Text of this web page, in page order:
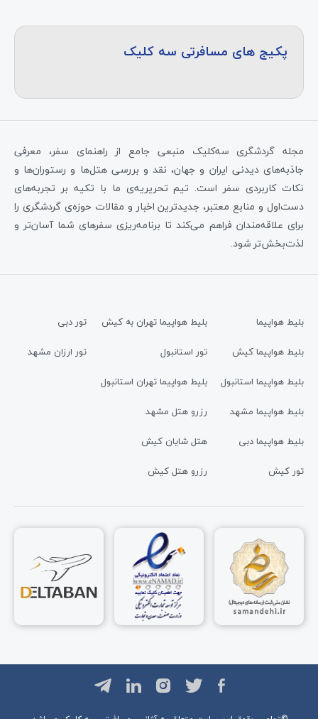
پکیج های مسافرتی سه کلیک
مجله گردشگری سه‌کلیک منبعی جامع از راهنمای سفر، معرفی
جاذبه‌های دیدنی ایران و جهان، نقد و بررسی هتل‌ها و رستوران‌ها و
نکات کاربردی سفر است. تیم تحریریه‌ی ما با تکیه بر تجربه‌های
دست‌اول و منابع معتبر، جدیدترین اخبار و مقالات حوزه‌ی گردشگری را
برای علاقه‌مندان فراهم می‌کند تا برنامه‌ریزی سفرهای شما آسان‌تر و
لذت‌بخش‌تر شود.
بلیط هواپیما
بلیط هواپیما کیش
بلیط هواپیما استانبول
بلیط هواپیما مشهد
بلیط هواپیما دبی
تور کیش
بلیط هواپیما تهران به کیش
تور استانبول
بلیط هواپیما تهران استانبول
رزرو هتل مشهد
هتل شایان کیش
رزرو هتل کیش
تور دبی
تور ارزان مشهد